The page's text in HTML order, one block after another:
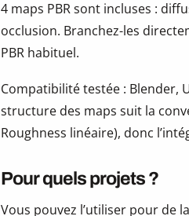
4 maps PBR sont incluses :
occlusion. Branchez-les
PBR habituel.
Compatibilité testée : Blender,
structure des maps suit la
Roughness linéaire), donc
Pour quels projets ?
Vous pouvez l’utiliser pour de